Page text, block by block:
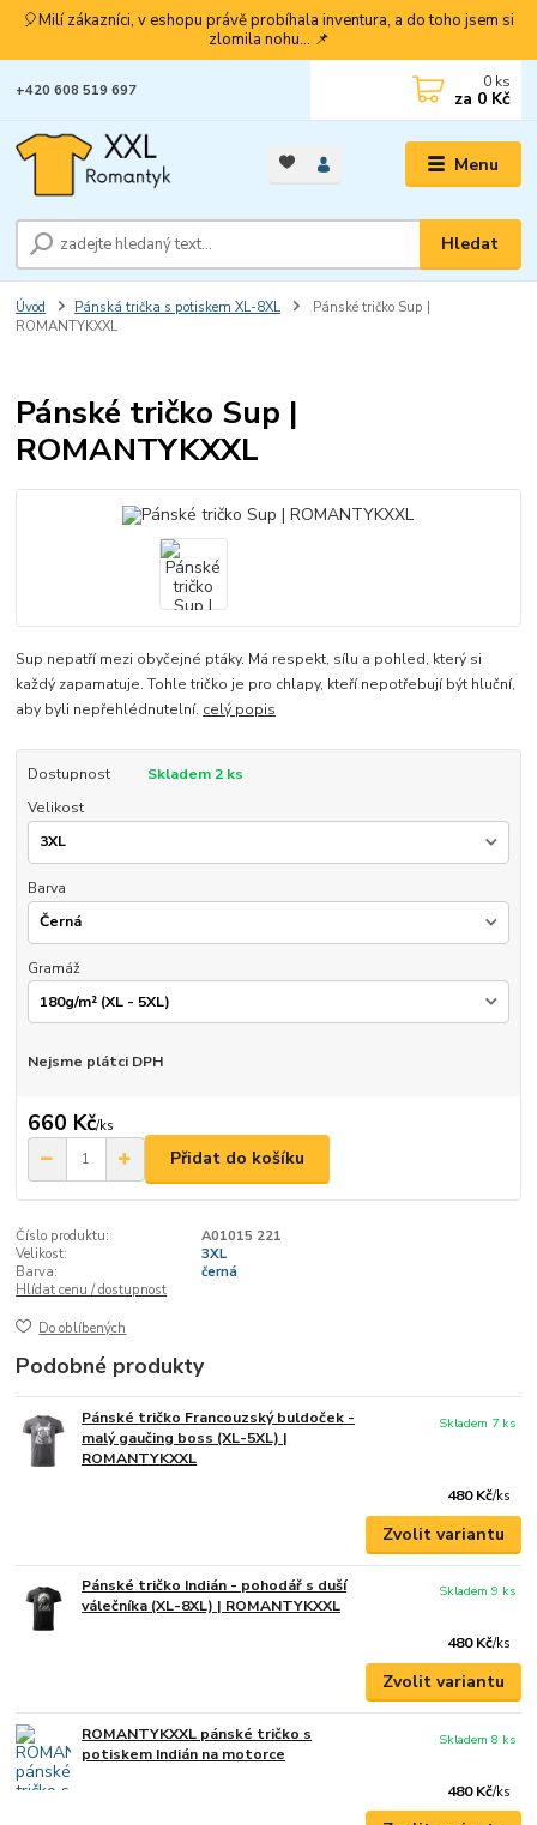
🎈Milí zákazníci, v eshopu právě probíhala inventura, a do toho jsem si
zlomila nohu... 📌
Menu
Hledat
+420 608 519 697 0 ks
za 0 Kč
Úvod Pánská trička s potiskem XL-8XL
Pánské tričko Sup |
ROMANTYKXXL
Pánské tričko Sup |
ROMANTYKXXL
Sup nepatří mezi obyčejné ptáky. Má respekt, sílu a pohled, který si
každý zapamatuje. Tohle tričko je pro chlapy, kteří nepotřebují být hluční,
aby byli nepřehlédnutelní. celý popis
Dostupnost
Skladem 2 ks
Velikost
Barva
Gramáž
Nejsme plátci DPH
660 Kč/ks
Přidat do košíku
Číslo produktu:
A01015 221
Velikost:
3XL
Barva:
černá
Hlídat cenu / dostupnost
Do oblíbených
Podobné produkty
Pánské tričko Francouzský buldoček -
malý gaučing boss (XL-5XL) |
ROMANTYKXXL
480 Kč/ks
Skladem 7 ks
Zvolit variantu
Pánské tričko Indián - pohodář s duší
válečníka (XL-8XL) | ROMANTYKXXL
480 Kč/ks
Skladem 9 ks
Zvolit variantu
ROMANTYKXXL pánské tričko s
potiskem Indián na motorce
480 Kč/ks
Skladem 8 ks